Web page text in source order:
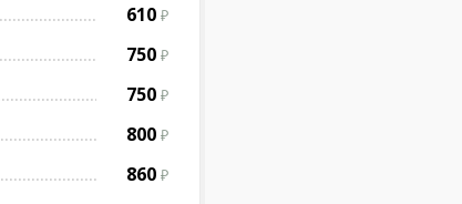
610
750
750
800
860